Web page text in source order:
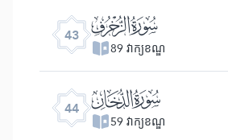
43 ﯘ
89 វាក្យខណ្ឌ
44 ﯙ
59 វាក្យខណ្ឌ